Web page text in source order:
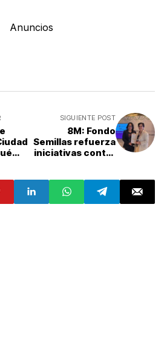
Anuncios
SIGUIENTE POST
8M: Fondo
Semillas refuerza
iniciativas contra